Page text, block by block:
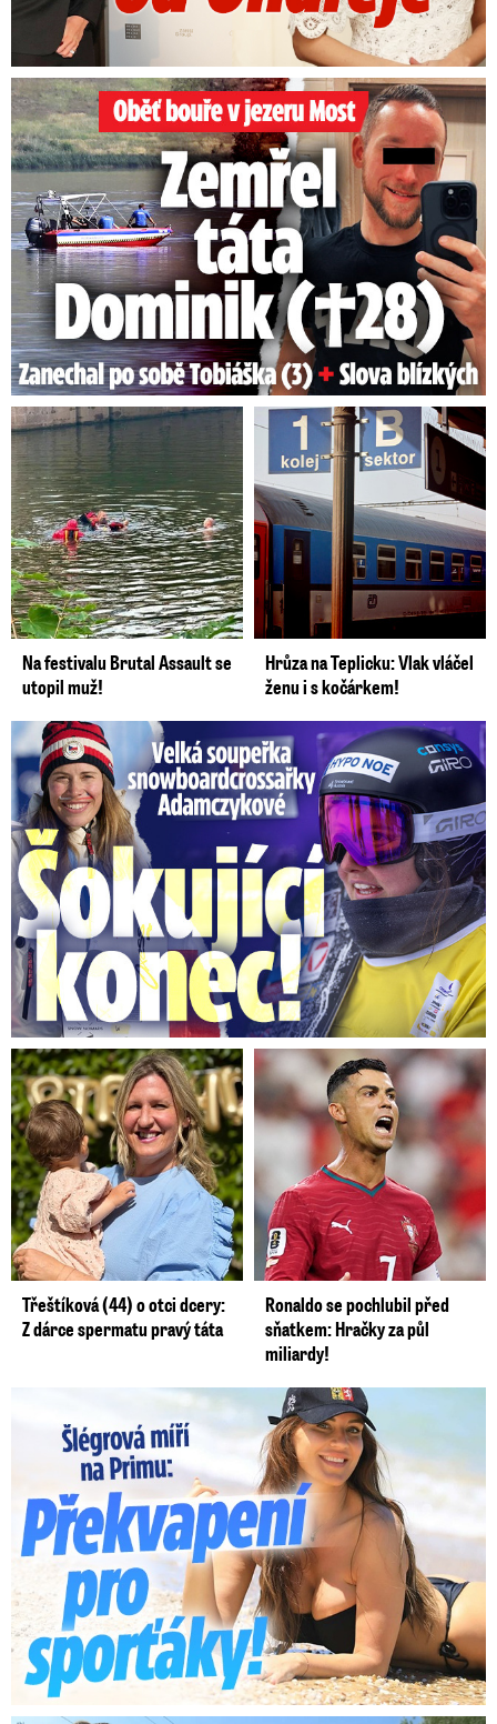
Oběť bouře v jezeru Most: Zemřel táta Dominik (†28)
Na festivalu Brutal Assault se
utopil muž!
Hrůza na Teplicku: Vlak vláčel
ženu i s kočárkem!
Velká soupeřka Adamczykové: Šokující konec!
Třeštíková (44) o otci dcery:
Z dárce spermatu pravý táta
Ronaldo se pochlubil před
sňatkem: Hračky za půl
miliardy!
Lucie Šlégrová míří na Primu. Překvapení pro sporťáky!